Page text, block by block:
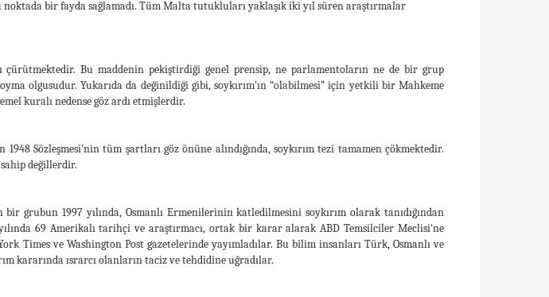
bir fayda sağlamadı. Tüm Malta tutukluları yaklaşık iki yıl süren araştırmalar
çürütmektedir. Bu maddenin pekiştirdiği genel prensip, ne parlamentoların ne de bir grup
olgusudur. Yukarıda da değinildiği gibi, soykırım'ın “olabilmesi” için yetkili bir Mahkeme
kuralı nedense göz ardı etmişlerdir.
Sözleşmesi'nin tüm şartları göz önüne alındığında, soykırım tezi tamamen çökmektedir.
değillerdir.
grubun 1997 yılında, Osmanlı Ermenilerinin katledilmesini soykırım olarak tanıdığından
69 Amerikalı tarihçi ve araştırmacı, ortak bir karar alarak ABD Temsilciler Meclisi'ne
ve Washington Post gazetelerinde yayımladılar. Bu bilim insanları Türk, Osmanlı ve
kararında ısrarcı olanların taciz ve tehdidine uğradılar.